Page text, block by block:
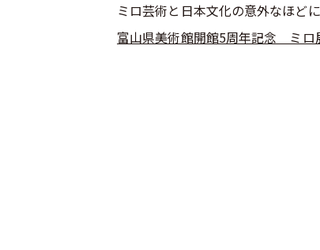
ミロ芸術と日本文化の意外なほど
富山県美術館開館5周年記念 ミ